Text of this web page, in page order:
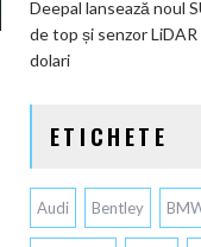
Deepal lansează noul
de top și senzor
dolari
ETICHETE
Audi Bentley